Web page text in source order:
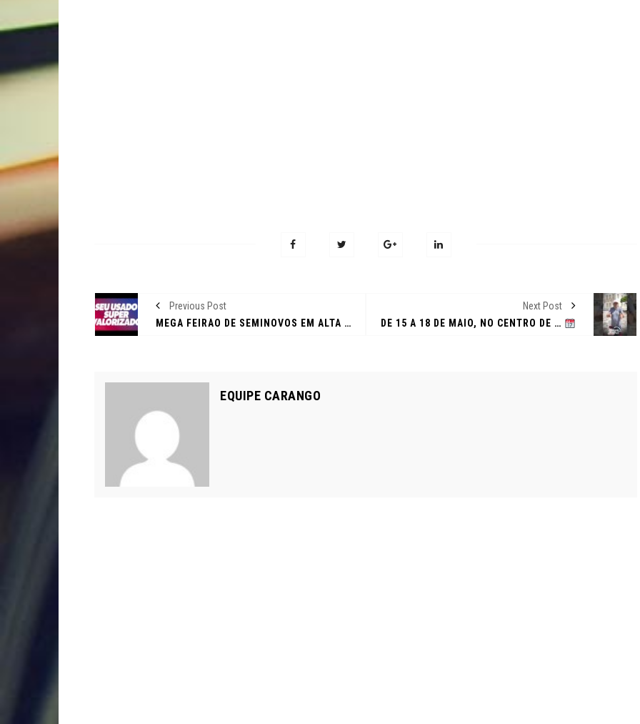
Previous Post
MEGA FEIRÃO DE SEMINOVOS EM ALTA BRADESCO ARACAJU | DE 15 A 18 DE MAIO NO AM MALL
Next Post
DE 15 A 18 DE MAIO, NO CENTRO DE CONVENÇÕES AM MALL, VOCÊ VAI ENCONTRAR:
EQUIPE CARANGO